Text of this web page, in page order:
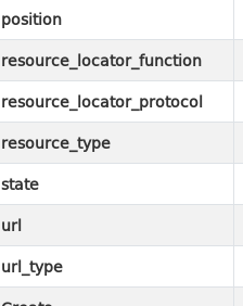
position
resource_locator_function
resource_locator_protocol
resource_type
state
url
url_type